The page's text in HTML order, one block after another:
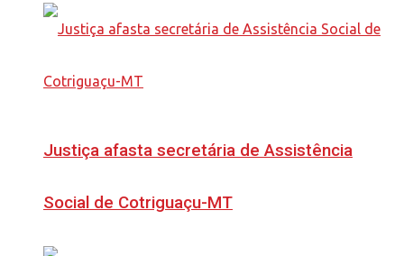
Justiça afasta secretária de Assistência
Social de Cotriguaçu-MT